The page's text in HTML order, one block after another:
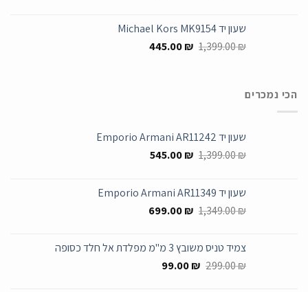
1,690.00 ₪.
845.00 ₪.
שעון יד Michael Kors MK9154
1,399.00₪
המחיר
445.00₪
המחיר
הכי נמכרים
שעון יד Emporio Armani AR11242
1,399.00₪
המחיר
1,399.00 ₪.
545.00₪
המחיר
545.00 ₪.
שעון יד Emporio Armani AR11349
1,349.00₪
המחיר
1,349.00 ₪.
699.00₪
המחיר
699.00 ₪.
צמיד טניס משובץ 3 מ"מ מפלדת אל חלד כסופה
299.00₪
המחיר
99.00₪
המחיר